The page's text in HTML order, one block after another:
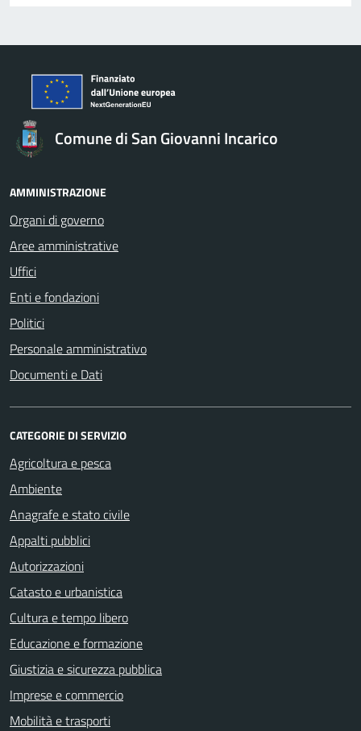
Comune di San Giovanni Incarico
AMMINISTRAZIONE
Organi di governo
Aree amministrative
Uffici
Enti e fondazioni
Politici
Personale amministrativo
Documenti e Dati
CATEGORIE DI SERVIZIO
Agricoltura e pesca
Ambiente
Anagrafe e stato civile
Appalti pubblici
Autorizzazioni
Catasto e urbanistica
Cultura e tempo libero
Educazione e formazione
Giustizia e sicurezza pubblica
Imprese e commercio
Mobilità e trasporti